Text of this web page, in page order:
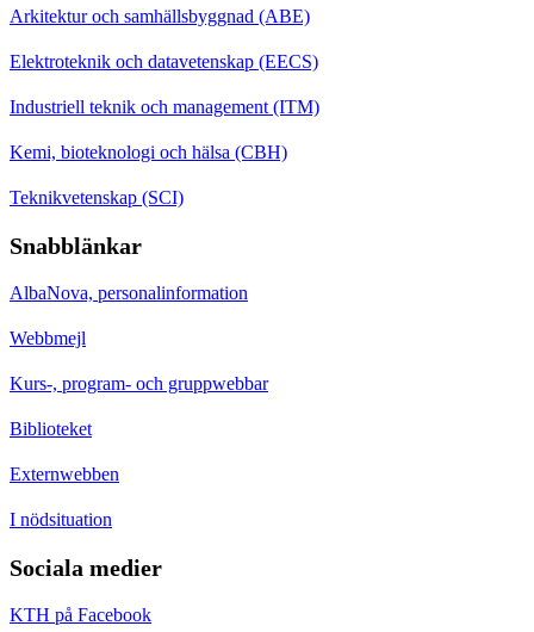
Arkitektur och samhällsbyggnad (ABE)
Elektroteknik och datavetenskap (EECS)
Industriell teknik och management (ITM)
Kemi, bioteknologi och hälsa (CBH)
Teknikvetenskap (SCI)
Snabblänkar
AlbaNova, personalinformation
Webbmejl
Kurs-, program- och gruppwebbar
Biblioteket
Externwebben
I nödsituation
Sociala medier
KTH på Facebook